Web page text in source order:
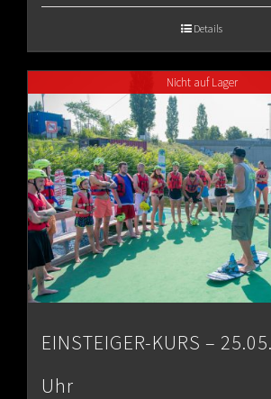
€80.00
Details
Nicht auf Lager
EINSTEIGER-KURS –
Uhr